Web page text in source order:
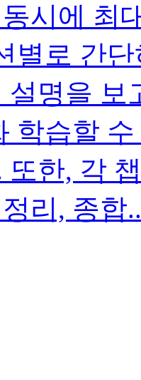
시에 최
별로 간
설명을 보
학습할
또한, 각
리, 종합